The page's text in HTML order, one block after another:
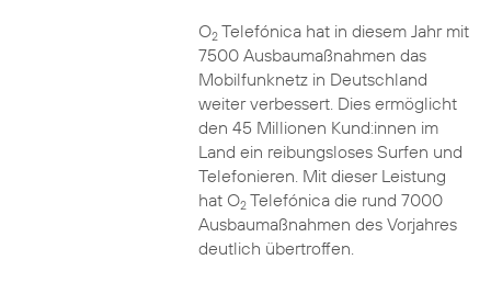
O2Telefónica hat in diesem Jahr mit
7500 Ausbaumaßnahmen das
Mobilfunknetz in Deutschland
weiter verbessert. Dies ermöglicht
den 45 Millionen Kund:innen im
Land ein reibungsloses Surfen und
Telefonieren. Mit dieser Leistung
hat O2Telefónica die rund 7000
Ausbaumaßnahmen des Vorjahres
deutlich übertroffen.